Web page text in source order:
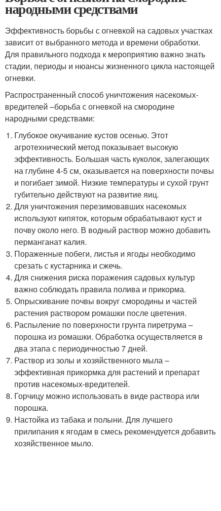
народными средствами
Эффективность борьбы с огневкой на садовых участках
зависит от выбранного метода и времени обработки.
Для правильного подхода к мероприятию важно знать
стадии, периоды и нюансы жизненного цикла настоящей
огневки.
Распространенный способ уничтожения насекомых-
вредителей –борьба с огневкой на смородине
народными средствами:
Глубокое окучивание кустов осенью. Этот
агротехнический метод показывает высокую
эффективность. Большая часть куколок, залегающих
на глубине 4-5 см, оказывается на поверхности почвы
и погибает зимой. Низкие температуры и сухой грунт
губительно действуют на развитие яиц.
Для уничтожения перезимовавших насекомых
используют кипяток, которым обрабатывают куст и
почву около него. В водный раствор можно добавить
перманганат калия.
Пораженные побеги, листья и ягоды необходимо
срезать с кустарника и сжечь.
Для снижения риска поражения садовых культур
важно соблюдать правила полива и прикорма.
Опрыскивание почвы вокруг смородины и частей
растения раствором ромашки после цветения.
Распыление по поверхности грунта пиретрума –
порошка из ромашки. Обработка осуществляется в
два этапа с периодичностью 7 дней.
Раствор из золы и хозяйственного мыла –
эффективная прикормка для растений и препарат
против насекомых-вредителей.
Горчицу можно использовать в виде раствора или
порошка.
Настойка из табака и полыни. Для лучшего
прилипания к ягодам в смесь рекомендуется добавить
хозяйственное мыло.